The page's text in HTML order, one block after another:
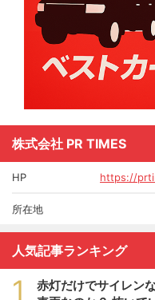
株式会社 PR TIMES
HP https://
所在地
人気記事ランキング
1
赤灯だけでサイレン